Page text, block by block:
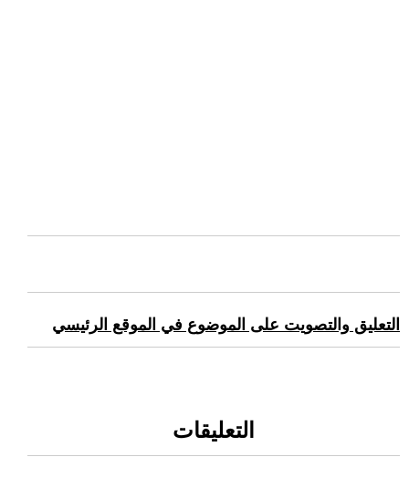
التعليق والتصويت على الموضوع في الموقع الرئيسي
التعليقات